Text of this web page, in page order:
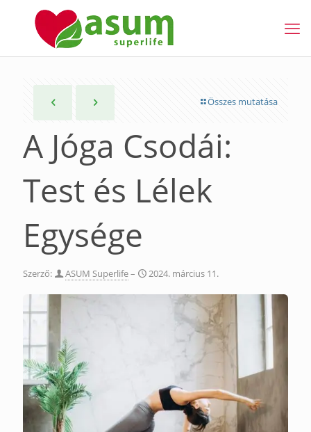
Összes mutatása
A Jóga Csodái:
Test és Lélek
Egysége
Szerző: ASUM Superlife– 2024. március 11.